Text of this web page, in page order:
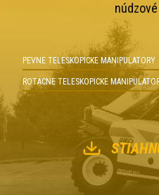
PEVNE TELESKOPICKE MANIPULATORY
ROTACNE TELESKOPICKE